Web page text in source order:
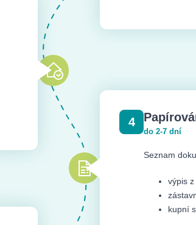
4
do 2-7 dní
Seznam
výpis
kupní